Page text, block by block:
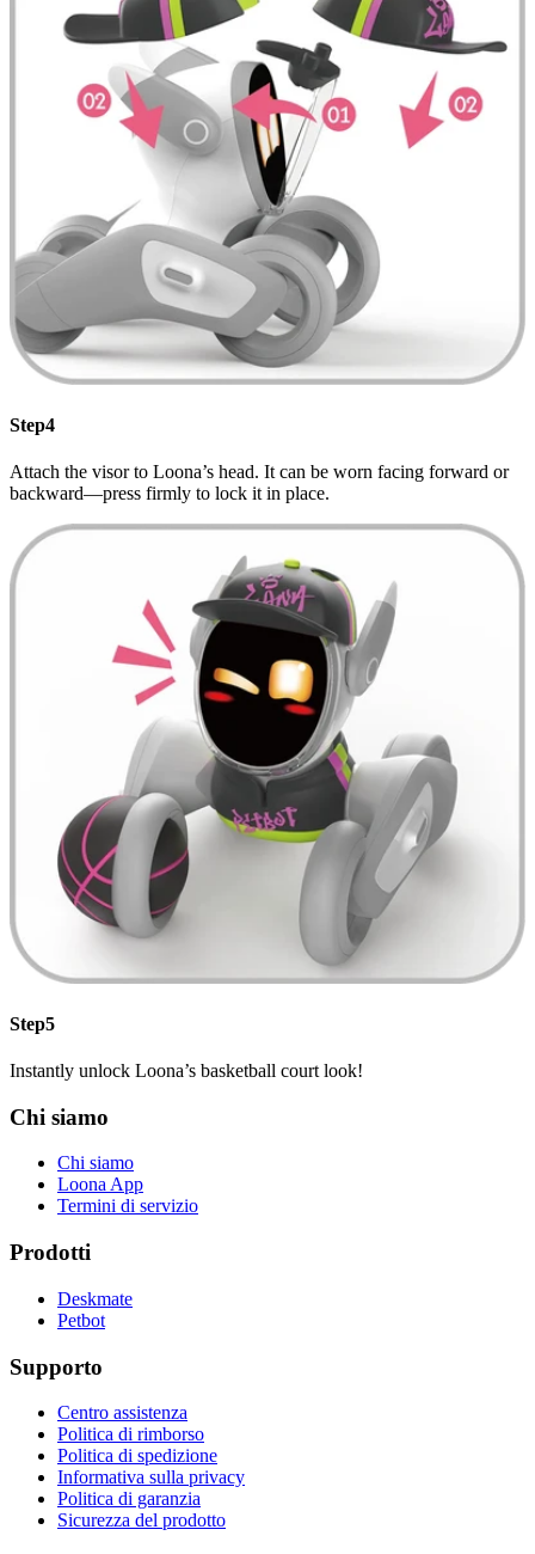
Step4
Attach the visor to Loona’s head. It can be worn facing forward or
backward—press firmly to lock it in place.
Step5
Instantly unlock Loona’s basketball court look!
Chi siamo
Chi siamo
Loona App
Termini di servizio
Prodotti
Deskmate
Petbot
Supporto
Centro assistenza
Politica di rimborso
Politica di spedizione
Informativa sulla privacy
Politica di garanzia
Sicurezza del prodotto